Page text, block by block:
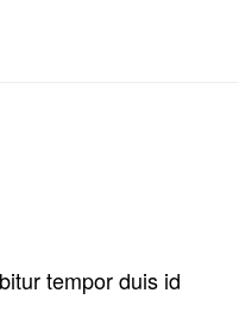
tempor duis id